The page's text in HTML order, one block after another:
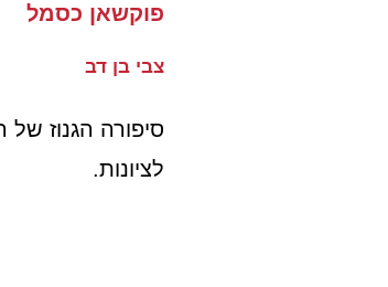
פוקשאן כסמל
צבי בן דב
סיפורה הגנוז
לציונות.